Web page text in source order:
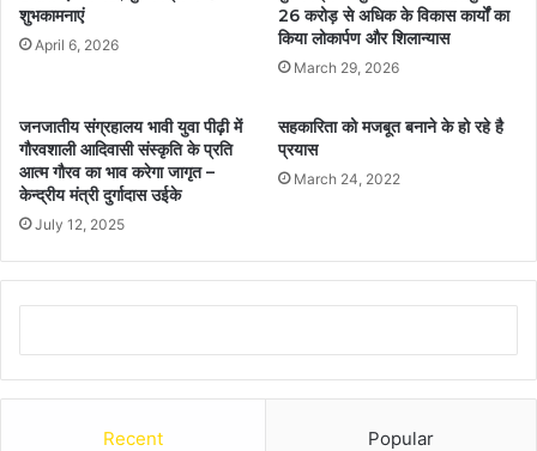
शुभकामनाएं
April 6, 2026
26 करोड़ से अधिक के विकास कार्यों का
किया लोकार्पण और शिलान्यास
March 29, 2026
जनजातीय संग्रहालय भावी युवा पीढ़ी में
गौरवशाली आदिवासी संस्कृति के प्रति
आत्म गौरव का भाव करेगा जागृत –
केन्द्रीय मंत्री दुर्गादास उईके
July 12, 2025
सहकारिता को मजबूत बनाने के हो रहे है
प्रयास
March 24, 2022
Recent Popular